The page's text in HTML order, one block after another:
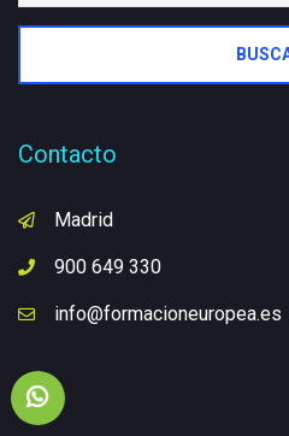
Contacto
Madrid
900 649 330
info@formacioneuropea.es